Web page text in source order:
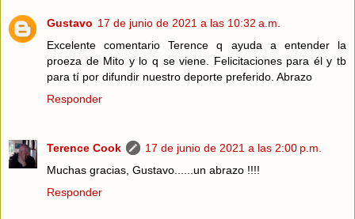
Gustavo 17 de junio de 2021 a las 10:32 a.m.
Excelente comentario Terence q ayuda a entender la
proeza de Mito y lo q se viene. Felicitaciones para él y tb
para tí por difundir nuestro deporte preferido. Abrazo
Responder
Terence Cook
17 de junio de 2021 a las 2:00 p.m.
Muchas gracias, Gustavo......un abrazo !!!!
Responder